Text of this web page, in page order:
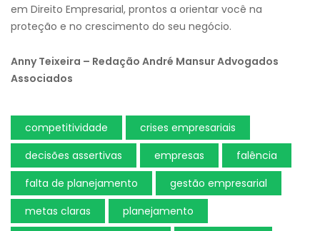
em Direito Empresarial, prontos a orientar você na
proteção e no crescimento do seu negócio.
Anny Teixeira – Redação André Mansur Advogados
Associados
competitividade
crises empresariais
decisões assertivas
empresas
falência
falta de planejamento
gestão empresarial
metas claras
planejamento